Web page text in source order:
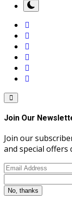
Join Our
Join our
and special
No, thanks